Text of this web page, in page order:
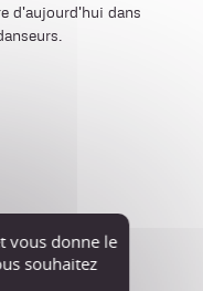
d'aujourd'hui dans
vous donne le
souhaitez